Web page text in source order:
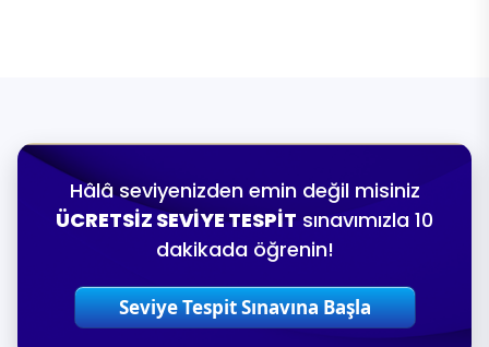
Hâlâ seviyenizden emin değil misiniz
ÜCRETSİZ SEVİYE TESPİT sınavımızla 10
dakikada öğrenin!
Seviye Tespit Sınavına Başla